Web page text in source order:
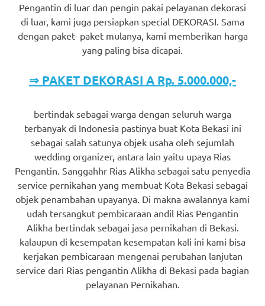
Pengantin di luar dan pengin pakai pelayanan dekorasi
di luar, kami juga persiapkan special DEKORASI. Sama
dengan paket- paket mulanya, kami memberikan harga
yang paling bisa dicapai.
⇒ PAKET DEKORASI A Rp. 5.000.000,-
bertindak sebagai warga dengan seluruh warga
terbanyak di Indonesia pastinya buat Kota Bekasi ini
sebagai salah satunya objek usaha oleh sejumlah
wedding organizer, antara lain yaitu upaya Rias
Pengantin. Sanggahhr Rias Alikha sebagai satu penyedia
service pernikahan yang membuat Kota Bekasi sebagai
objek penambahan upayanya. Di makna awalannya kami
udah tersangkut pembicaraan andil Rias Pengantin
Alikha bertindak sebagai jasa pernikahan di Bekasi.
kalaupun di kesempatan kesempatan kali ini kami bisa
kerjakan pembicaraan mengenai perubahan lanjutan
service dari Rias pengantin Alikha di Bekasi pada bagian
pelayanan Pernikahan.